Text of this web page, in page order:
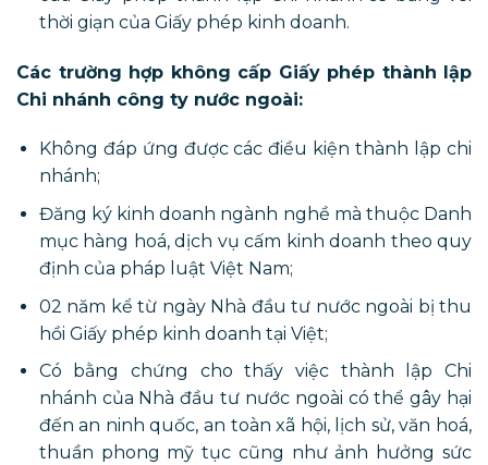
thời giạn của Giấy phép kinh doanh.
Các trường hợp không cấp Giấy phép thành lập
Chi nhánh công ty nước ngoài:
Không đáp ứng được các điều kiện thành lập chi
nhánh;
Đăng ký kinh doanh ngành nghề mà thuộc Danh
mục hàng hoá, dịch vụ cấm kinh doanh theo quy
định của pháp luật Việt Nam;
02 năm kể từ ngày Nhà đầu tư nước ngoài bị thu
hồi Giấy phép kinh doanh tại Việt;
Có bằng chứng cho thấy việc thành lập Chi
nhánh của Nhà đầu tư nước ngoài có thể gây hại
đến an ninh quốc, an toàn xã hội, lịch sử, văn hoá,
thuần phong mỹ tục cũng như ảnh hưởng sức